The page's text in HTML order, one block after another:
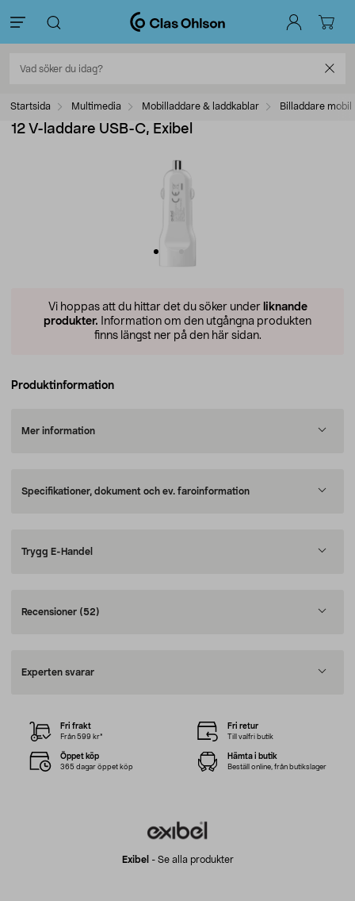
Startsida Multimedia Mobilladdare & laddkablar Billaddare mobil
12 V-laddare USB-C, Exibel
Vi hoppas att du hittar det du söker under liknande
produkter. Information om den utgångna produkten
finns längst ner på den här sidan.
Produktinformation
Mer information
Specifikationer, dokument och ev. faroinformation
Trygg E-Handel
Recensioner (52)
Experten svarar
Exibel - Se alla produkter
Fri frakt
Från 599 kr*
Fri retur
Till valfri butik
Öppet köp
365 dagar öppet köp
Hämta i butik
Beställ online, från butikslager